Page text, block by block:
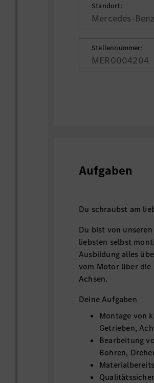
Standort:
Mercedes-
Stellennummer:
MER0004204
Aufgaben
Du schraubst am
Du bist von
liebsten selbst
Ausbildung alles
vom Motor über die
Achsen.
Deine Aufgaben
Montage von
Getrieben,
Bearbeitung
Bohren,